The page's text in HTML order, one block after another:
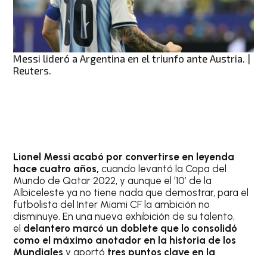
Messi lideró a Argentina en el triunfo ante Austria. |
Reuters.
Lionel Messi acabó por convertirse en leyenda
hace cuatro años, cuando levantó la Copa del
Mundo de Qatar 2022, y aunque el ‘10’ de la
Albiceleste ya no tiene nada que demostrar, para el
futbolista del Inter Miami CF la ambición no
disminuye. En una nueva exhibición de su talento,
el delantero marcó un doblete que lo consolidó
como el máximo anotador en la historia de los
Mundiales y aportó tres puntos clave en la